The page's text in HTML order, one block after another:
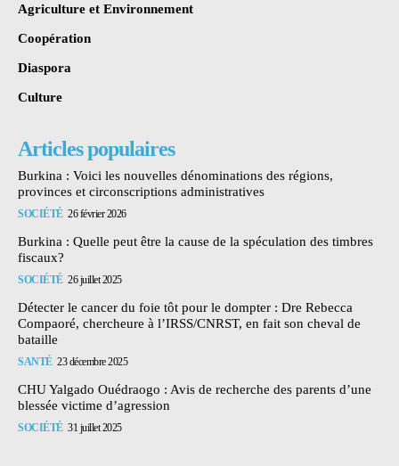
Agriculture et Environnement
Coopération
Diaspora
Culture
Articles populaires
Burkina : Voici les nouvelles dénominations des régions,
provinces et circonscriptions administratives
SOCIÉTÉ 26 février 2026
Burkina : Quelle peut être la cause de la spéculation des timbres
fiscaux?
SOCIÉTÉ 26 juillet 2025
Détecter le cancer du foie tôt pour le dompter : Dre Rebecca
Compaoré, chercheure à l’IRSS/CNRST, en fait son cheval de
bataille
SANTÉ 23 décembre 2025
CHU Yalgado Ouédraogo : Avis de recherche des parents d’une
blessée victime d’agression
SOCIÉTÉ 31 juillet 2025